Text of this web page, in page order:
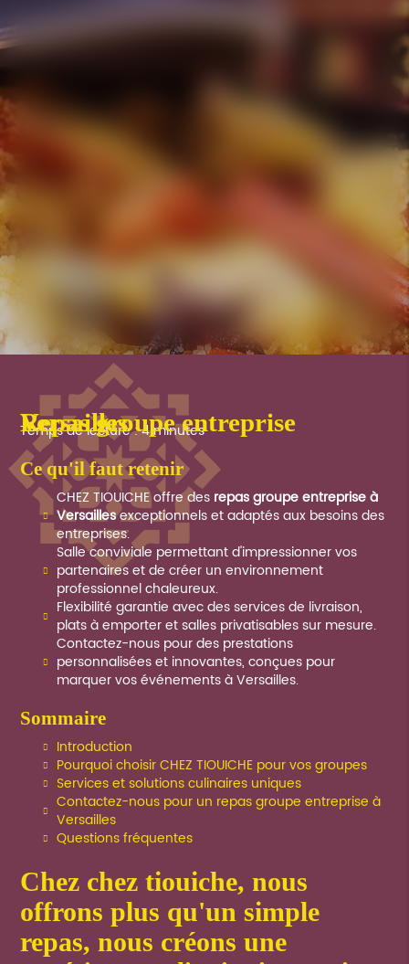
Repas groupe entreprise Versailles
Temps de lecture : 4 minutes
ce qu'il faut retenir
CHEZ TIOUICHE offre des repas groupe entreprise à
Versaillesexceptionnels et adaptés aux besoins des
entreprises.
Salle conviviale permettant d'impressionner vos
partenaires et de créer un environnement
professionnel chaleureux.
Flexibilité garantie avec des services de livraison,
plats à emporter et salles privatisables sur mesure.
Contactez-nous pour des prestations
personnalisées et innovantes, conçues pour
marquer vos événements à Versailles.
sommaire
Introduction
Pourquoi choisir CHEZ TIOUICHE pour vos groupes
Services et solutions culinaires uniques
Contactez-nous pour un repas groupe entreprise à
Versailles
Questions fréquentes
chez chez tiouiche, nous
offrons plus qu'un simple
repas, nous créons une